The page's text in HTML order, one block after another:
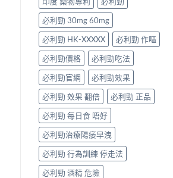
洩〉
中
法
與
替
代
方
案〉
中
西
地
那
非
＋
達
泊
西
汀
一
次
搞
掂
ED
＋
PE〉
中
必利勁 30mg 60mg
必利勁 HK-XXXXX
必利勁 作嘔
必利勁價格
必利勁吃法
必利勁官網
必利勁效果
必利勁 效果 翻倍
必利勁 正品
必利勁 每日食 唔好
必利勁治療陽痿早洩
必利勁 行為訓練 停走法
必利勁 酒精 危險